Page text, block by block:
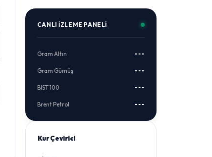
CANLI İZLEME PANELI
Gram Altın ---
Gram Gümüş ---
BIST 100 ---
Brent Petrol ---
Kur Çevirici